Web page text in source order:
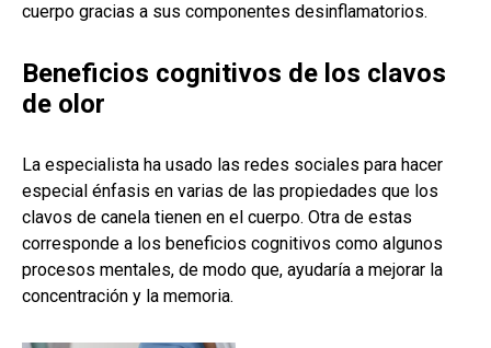
cuerpo gracias a sus componentes desinflamatorios.
Beneficios cognitivos de los clavos
de olor
La especialista ha usado las redes sociales para hacer
especial énfasis en varias de las propiedades que los
clavos de canela tienen en el cuerpo. Otra de estas
corresponde a los beneficios cognitivos como algunos
procesos mentales, de modo que, ayudaría a mejorar la
concentración y la memoria.